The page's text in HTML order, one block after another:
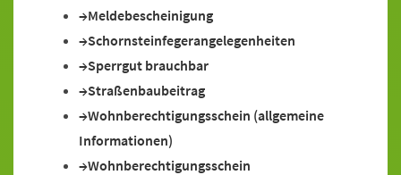
Meldebescheinigung
Schornsteinfegerangelegenheiten
Sperrgut brauchbar
Straßenbaubeitrag
Wohnberechtigungsschein (allgemeine
Informationen)
Wohnberechtigungsschein